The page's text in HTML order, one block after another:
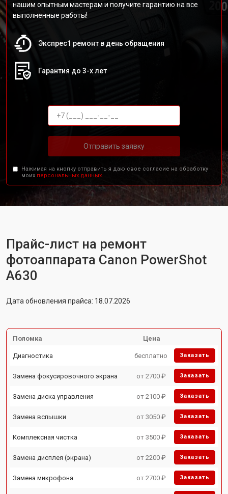
нашим опытным мастерам и получите гарантию на все
выполненные работы!
Экспрес1 ремонт в день обращения
Гарантия до 3-х лет
Отправить заявку
Нажимая на кнопку отправить я даю свое согласие на обработку
моих персональных данных.
Прайс-лист на ремонт
фотоаппарата Canon PowerShot
A630
Дата обновления прайса: 18.07.2026
Поломка Цена
Диагностика бесплатно Заказать
Замена фокусировочного экрана от 2700 ₽ Заказать
Замена диска управления от 2100 ₽ Заказать
Замена вспышки от 3050 ₽ Заказать
Комплексная чистка от 3500 ₽ Заказать
Замена дисплея (экрана) от 2200 ₽ Заказать
Замена микрофона от 2700 ₽ Заказать